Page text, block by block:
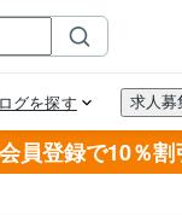
会員登録で10％割